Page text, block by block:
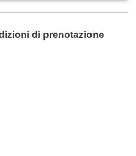
di prenotazione